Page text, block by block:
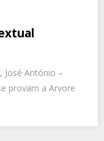
José António –
provam a Arvore